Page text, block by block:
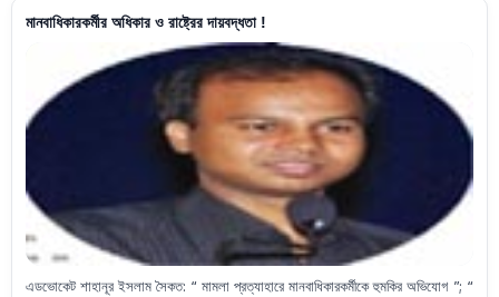
মানবাধিকারকর্মীর অধিকার ও রাষ্ট্রের দায়বদ্ধতা !
এডভোকেট শাহানূর ইসলাম সৈকত: “ মামলা প্রত্যাহারে মানবাধিকারকর্মীকে হুমকির অভিযোগ ”; “